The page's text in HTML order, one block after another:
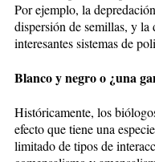
Por ejemplo, la
dispersión de semillas, y
interesantes sistemas de
Blanco y negro o ¿una
Históricamente, los
efecto que tiene una
limitado de tipos de